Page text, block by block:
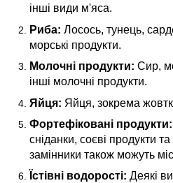
інші види м'яса.
Риба: Лосось, тунець,
морські продукти.
Молочні продукти: Сир,
інші молочні продукти.
Яйця: Яйця, зокрема
Фортефіковані продукти:
сніданки, соєві продукти
замінники також можуть
Їстівні водорості: Деякі